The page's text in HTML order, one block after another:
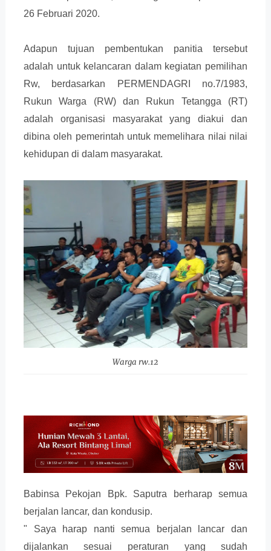
26 Februari 2020.
Adapun tujuan pembentukan panitia tersebut
adalah untuk kelancaran dalam kegiatan pemilihan
Rw, berdasarkan PERMENDAGRI no.7/1983,
Rukun Warga (RW) dan Rukun Tetangga (RT)
adalah organisasi masyarakat yang diakui dan
dibina oleh pemerintah untuk memelihara nilai nilai
kehidupan di dalam masyarakat.
Warga rw.12
Babinsa Pekojan Bpk. Saputra berharap semua
berjalan lancar, dan kondusip.
" Saya harap nanti semua berjalan lancar dan
dijalankan sesuai peraturan yang sudah